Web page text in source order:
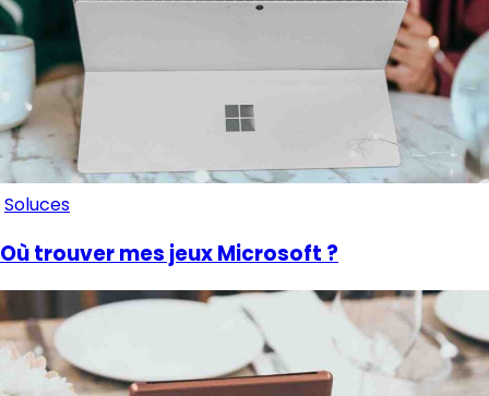
Soluces
Où trouver mes jeux Microsoft ?